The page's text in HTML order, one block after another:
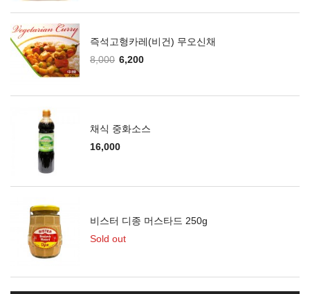
즉석고형카레(비건) 무오신채
8,000 6,200
채식 중화소스
16,000
비스터 디종 머스타드 250g
Sold out